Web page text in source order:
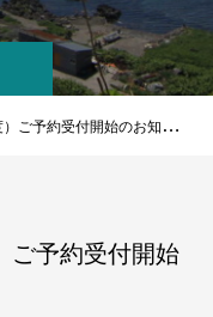
予約受付開始のお知らせ
ご予約受付開始